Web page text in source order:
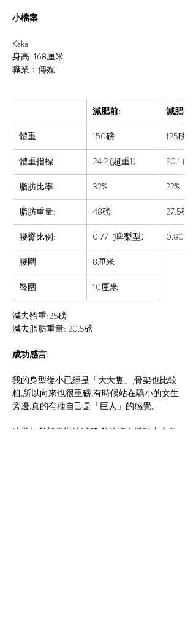
小檔案
Kaka
身高: 168厘米
職業：傳媒
減肥前: 減肥後:
體重 150磅 125磅
體重指標: 24.2 (超重1) 20.1 (標
脂肪比率: 32% 22%
脂肪重量: 48磅 27.5磅
腰臀比例: 0.77  (啤梨型) 0.80 (正
腰圍 8厘米
臀圍 10厘米
減去體重:25磅
減去脂肪重量: 20.5磅
成功感言:
我的身型從小已經是「大大隻」,骨架也比較
粗,所以向來也很重磅,有時候站在驕小的女生
旁邊,真的有種自己是「巨人」的感覺。
這幾年我想盡辦法減肥,我曾經在纖體中心做